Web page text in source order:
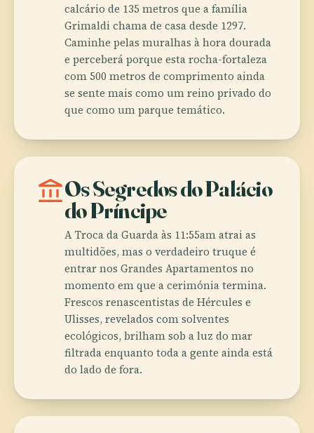
calcário de 135 metros que a família
Grimaldi chama de casa desde 1297.
Caminhe pelas muralhas à hora dourada
e perceberá porque esta rocha-fortaleza
com 500 metros de comprimento ainda
se sente mais como um reino privado do
que como um parque temático.
account_balanceOs Segredos do Palácio
do Príncipe
A Troca da Guarda às 11:55am atrai as
multidões, mas o verdadeiro truque é
entrar nos Grandes Apartamentos no
momento em que a cerimónia termina.
Frescos renascentistas de Hércules e
Ulisses, revelados com solventes
ecológicos, brilham sob a luz do mar
filtrada enquanto toda a gente ainda está
do lado de fora.